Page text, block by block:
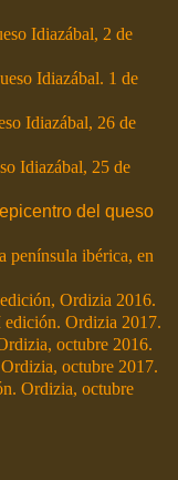
Idiazábal, 2 de
Idiazábal. 1 de
Idiazábal, 26 de
Idiazábal, 25 de
del queso
península ibérica, en
Ordizia 2016.
edición. Ordizia 2017.
octubre 2016.
octubre 2017.
Ordizia, octubre